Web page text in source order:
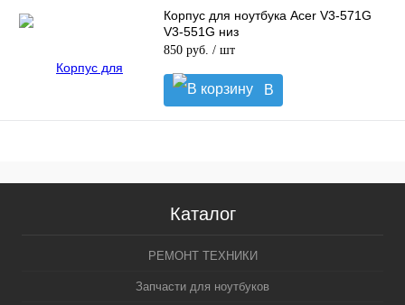
Корпус для ноутбука Acer V3-571G
V3-551G низ
850 руб. / шт
В
корзину
Каталог
РЕМОНТ ТЕХНИКИ
Запчасти для ноутбуков